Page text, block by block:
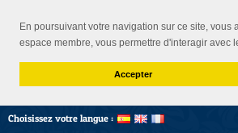
En poursuivant votre navigation sur ce site,
espace membre, vous permettre d'interagir
Accepter
Choisissez votre langue :